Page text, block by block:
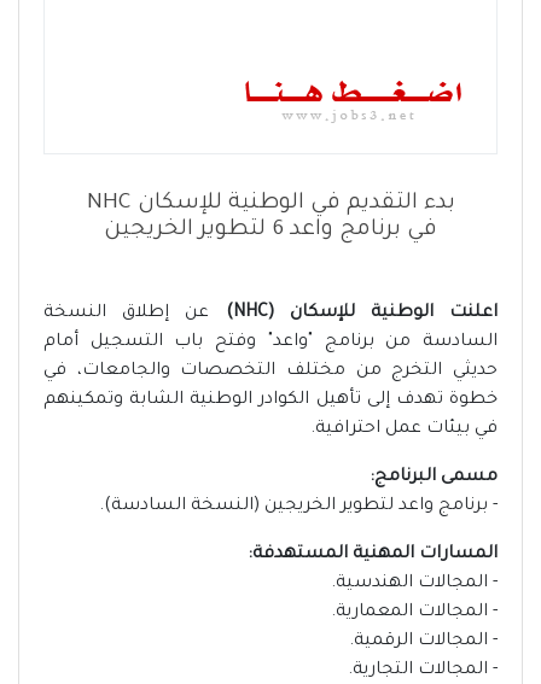
بدء التقديم في الوطنية للإسكان NHC
في برنامج واعد 6 لتطوير الخريجين
اعلنت الوطنية للإسكان (NHC)
عن إطلاق النسخة
السادسة من برنامج "واعد" وفتح باب التسجيل أمام
حديثي التخرج من مختلف التخصصات والجامعات، في
خطوة تهدف إلى تأهيل الكوادر الوطنية الشابة وتمكينهم
في بيئات عمل احترافية.
مسمى البرنامج:
- برنامج واعد لتطوير الخريجين (النسخة السادسة).
المسارات المهنية المستهدفة:
- المجالات الهندسية.
- المجالات المعمارية.
- المجالات الرقمية.
- المجالات التجارية.